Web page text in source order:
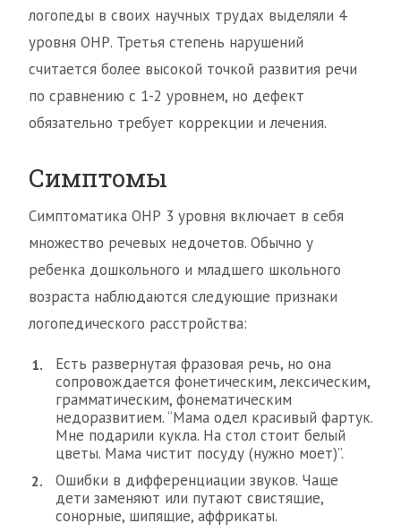
логопеды в своих научных трудах выделяли 4
уровня ОНР. Третья степень нарушений
считается более высокой точкой развития речи
по сравнению с 1-2 уровнем, но дефект
обязательно требует коррекции и лечения.
Симптомы
Симптоматика ОНР 3 уровня включает в себя
множество речевых недочетов. Обычно у
ребенка дошкольного и младшего школьного
возраста наблюдаются следующие признаки
логопедического расстройства:
Есть развернутая фразовая речь, но она
сопровождается фонетическим, лексическим,
грамматическим, фонематическим
недоразвитием. “Мама одел красивый фартук.
Мне подарили кукла. На стол стоит белый
цветы. Мама чистит посуду (нужно моет)”.
Ошибки в дифференциации звуков. Чаще
дети заменяют или путают свистящие,
сонорные, шипящие, аффрикаты.